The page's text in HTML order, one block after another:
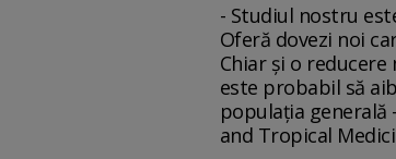
- Studiul nostru
Oferă dovezi noi
Chiar și o
este probabil să
populația generală
and Tropical